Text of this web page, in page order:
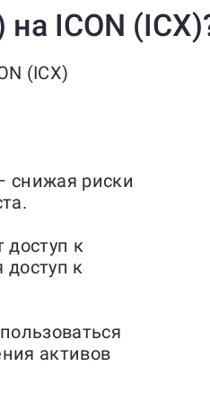
ICON
(ICX)
снижая риски
доступ к
к
активов